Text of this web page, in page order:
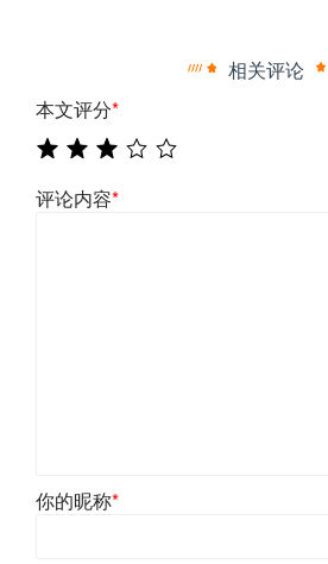
相关评论
本文评分*
评论内容*
你的昵称*